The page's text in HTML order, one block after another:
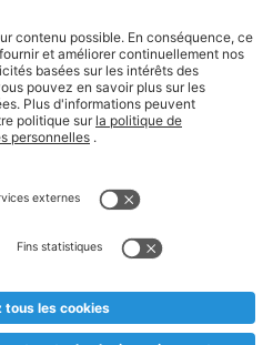
et mentions légales
et jusqu'à
étudié, nous serions
Prix Recupel et TVA incl.
forme masculine a été adoptée